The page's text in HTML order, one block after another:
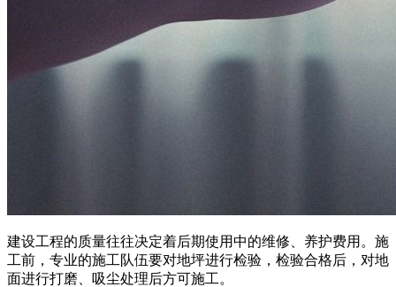
建设工程的质量往往决定着后期使用中的维修、养护费用。施
工前，专业的施工队伍要对地坪进行检验，检验合格后，对地
面进行打磨、吸尘处理后方可施工。